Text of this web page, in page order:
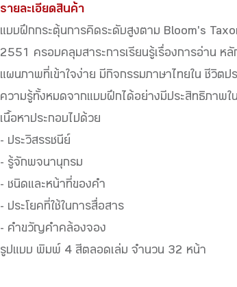
รายละเอียดสินค้า
แบบฝึกกระตุ้นการคิดระดับสูงตาม Bloom's
2551 ครอบคลุมสาระการเรียนรู้เรื่องการอ่าน ห
แผนภาพที่เข้าใจง่าย มีกิจกรรมภาษาไทยใน ชีวิตป
ความรู้ทั้งหมดจากแบบฝึกได้อย่างมีประสิทธิภาพใ
เนื้อหาประกอบไปด้วย
- ประวิสรรชนีย์
- รู้จักพจนานุกรม
- ชนิดและหน้าที่ของคำ
- ประโยคที่ใช้ในการสื่อสาร
- คำขวัญคำคล้องจอง
รูปแบบ พิมพ์ 4 สีตลอดเล่ม จำนวน 32 หน้า